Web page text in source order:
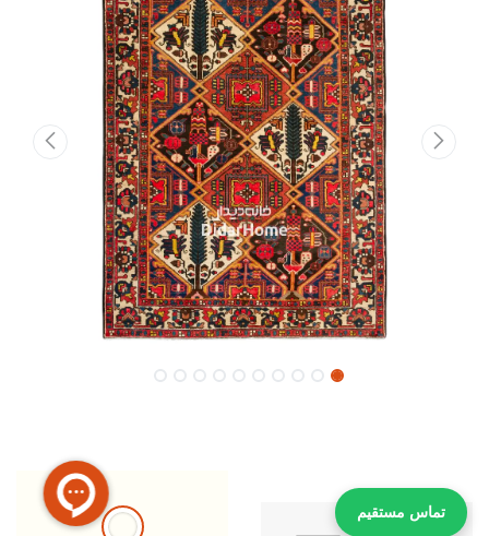
تماس مستقیم